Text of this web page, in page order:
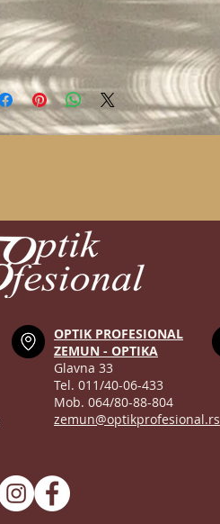
OPTIK PROFESIONAL
ZEMUN - OPTIKA
Glavna 33
Tel. 011/40-06-433
Mob. 064/80-88-804
zemun@optikprofesional.rs